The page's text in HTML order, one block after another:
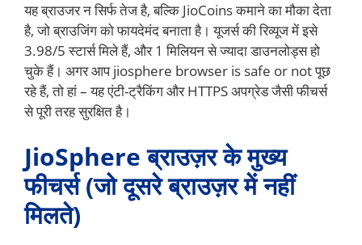
यह ब्राउजर न सिर्फ तेज है, बल्कि JioCoins कमाने का मौका देता
है, जो ब्राउजिंग को फायदेमंद बनाता है। यूजर्स की रिव्यूज में इसे
3.98/5 स्टार्स मिले हैं, और 1 मिलियन से ज्यादा डाउनलोड्स हो
चुके हैं। अगर आप jiosphere browser is safe or not पूछ
रहे हैं, तो हां – यह एंटी-ट्रैकिंग और HTTPS अपग्रेड जैसी फीचर्स
से पूरी तरह सुरक्षित है।
JioSphere ब्राउज़र के मुख्य
फीचर्स (जो दूसरे ब्राउज़र में नहीं
मिलते)